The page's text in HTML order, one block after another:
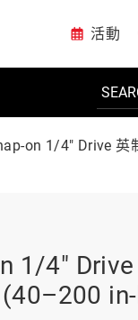
活動
車廠專
on 1/4" Drive 英
1/4"